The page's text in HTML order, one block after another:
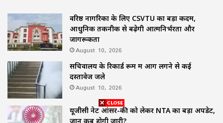
वरिष्ठ नागरिकों के लिए CSVTU का बड़ा कदम,
आधुनिक तकनीक से बढ़ेगी आत्मनिर्भरता और
जागरूकता
August 10, 2026
सचिवालय के रिकार्ड रूम में आग लगने से कई
दस्तावेज जले
August 10, 2026
यूजीसी नेट आंसर-की को लेकर NTA का बड़ा अपडेट,
जानें कब होगी जारी?